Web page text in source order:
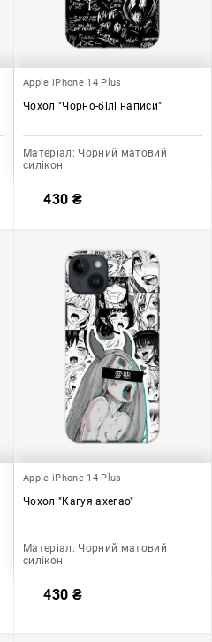
Apple iPhone 14 Plus
Чохол "Чорно-білі написи"
Матеріал: Чорний матовий
силікон
430 ₴
Apple iPhone 14 Plus
Чохол "Кагуя ахегао"
Матеріал: Чорний матовий
силікон
430 ₴